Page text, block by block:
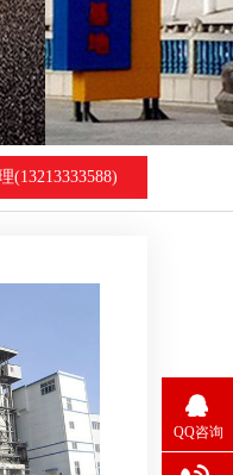
床锅炉
化床锅炉
蒸汽锅炉
(13213333588)
QQ咨询